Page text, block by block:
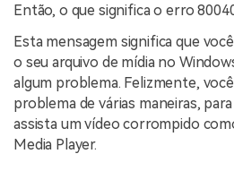
Então, o que significa o erro
Esta mensagem significa que
o seu arquivo de mídia no
algum problema. Felizmente,
problema de várias maneiras,
assista um vídeo corrompido
Media Player.